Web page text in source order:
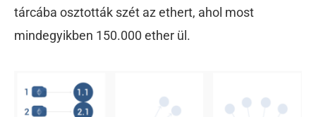
tárcába osztották szét az ethert, ahol most
mindegyikben 150.000 ether ül.